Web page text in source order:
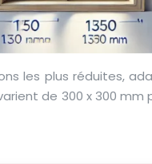
les plus réduites,
de 300 x 300 mm